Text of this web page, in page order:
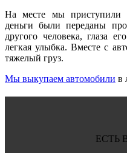
На месте мы приступили
деньги были переданы
другого человека, глаза
легкая улыбка. Вместе с
тяжелый груз.
Мы выкупаем автомобили в
ЕСТЬ